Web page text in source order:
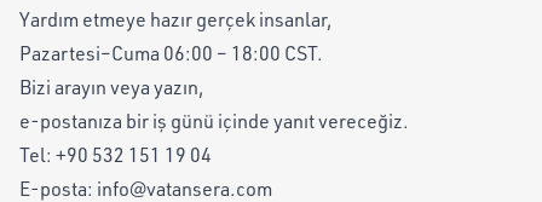
Yardım etmeye hazır gerçek insanlar,
Pazartesi–Cuma 06:00 – 18:00 CST.
Bizi arayın veya yazın,
e-postanıza bir iş günü içinde yanıt vereceğiz.
Tel: +90 532 151 19 04
E-posta: info@vatansera.com